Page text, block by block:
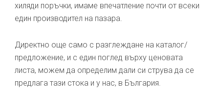
хиляди поръчки, имаме впечатление почти от всеки
един производител на пазара.
Директно още само с разглеждане на каталог/
предложение, и с един поглед върху ценовата
листа, можем да определим дали си струва да се
предлага тази стока и у нас, в България.